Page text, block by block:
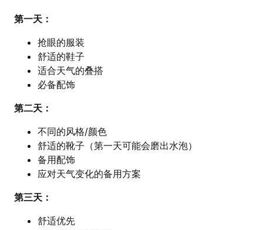
第一天：
抢眼的服装
舒适的鞋子
适合天气的叠搭
必备配饰
第二天：
不同的风格/颜色
舒适的靴子（第一天可能会磨出水泡）
备用配饰
应对天气变化的备用方案
第三天：
舒适优先